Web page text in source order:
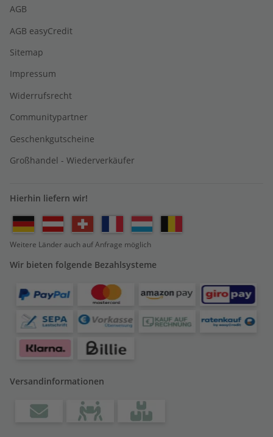
AGB
AGB easyCredit
Sitemap
Impressum
Widerrufsrecht
Communitypartner
Geschenkgutscheine
Großhandel - Wiederverkäufer
Hierhin liefern wir!
Weitere Länder auch auf Anfrage möglich
Wir bieten folgende Bezahlsysteme
Versandinformationen